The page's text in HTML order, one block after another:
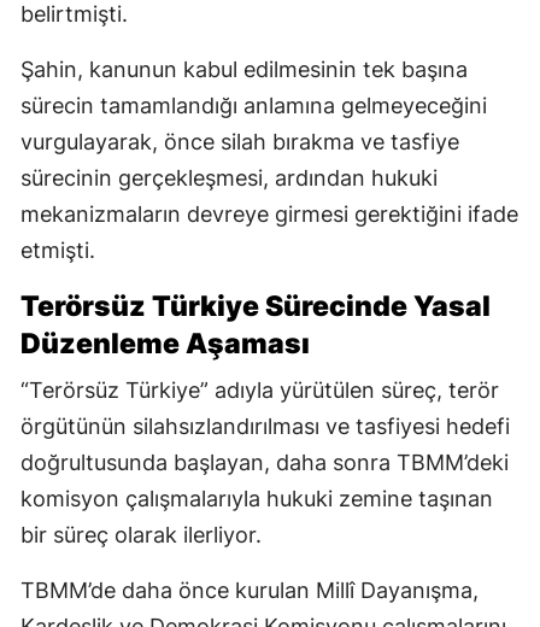
belirtmişti.
Şahin, kanunun kabul edilmesinin tek başına
sürecin tamamlandığı anlamına gelmeyeceğini
vurgulayarak, önce silah bırakma ve tasfiye
sürecinin gerçekleşmesi, ardından hukuki
mekanizmaların devreye girmesi gerektiğini ifade
etmişti.
Terörsüz Türkiye Sürecinde Yasal
Düzenleme Aşaması
“Terörsüz Türkiye” adıyla yürütülen süreç, terör
örgütünün silahsızlandırılması ve tasfiyesi hedefi
doğrultusunda başlayan, daha sonra TBMM’deki
komisyon çalışmalarıyla hukuki zemine taşınan
bir süreç olarak ilerliyor.
TBMM’de daha önce kurulan Millî Dayanışma,